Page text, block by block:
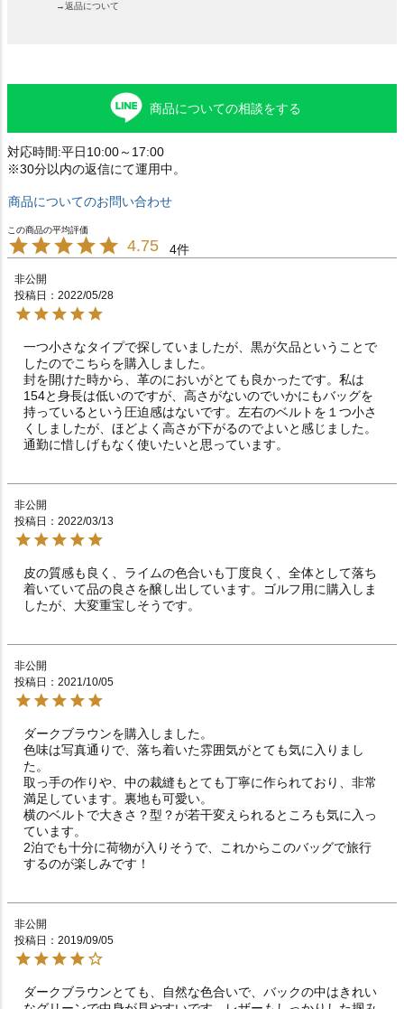
→返品について
商品についての相談をする
対応時間:平日10:00～17:00
※30分以内の返信にて運用中。
商品についてのお問い合わせ
4.75 4
非公開
投稿日
2022/05/28
一つ小さなタイプで探していましたが、黒が欠品ということで
したのでこちらを購入しました。
封を開けた時から、革のにおいがとても良かったです。私は
154と身長は低いのですが、高さがないのでいかにもバッグを
持っているという圧迫感はないです。左右のベルトを１つ小さ
くしましたが、ほどよく高さが下がるのでよいと感じました。
非公開
投稿日
2022/03/13
皮の質感も良く、ライムの色合いも丁度良く、全体として落ち
着いていて品の良さを醸し出しています。ゴルフ用に購入しま
したが、大変重宝しそうです。
非公開
投稿日
2021/10/05
ダークブラウンを購入しました。
色味は写真通りで、落ち着いた雰囲気がとても気に入りまし
た。
取っ手の作りや、中の裁縫もとても丁寧に作られており、非常
満足しています。裏地も可愛い。
横のベルトで大きさ？型？が若干変えられるところも気に入っ
ています。
2泊でも十分に荷物が入りそうで、これからこのバッグで旅行
するのが楽しみです！
非公開
投稿日
2019/09/05
ダークブラウンとても、自然な色合いで、バックの中はきれい